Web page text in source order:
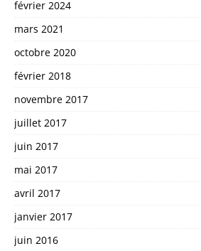
février 2024
mars 2021
octobre 2020
février 2018
novembre 2017
juillet 2017
juin 2017
mai 2017
avril 2017
janvier 2017
juin 2016